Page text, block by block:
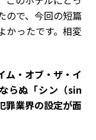
ので、今回の短篇
かったです。相変
ム・オブ・ザ・イ
らぬ「シン（sin
罪業界の設定が面